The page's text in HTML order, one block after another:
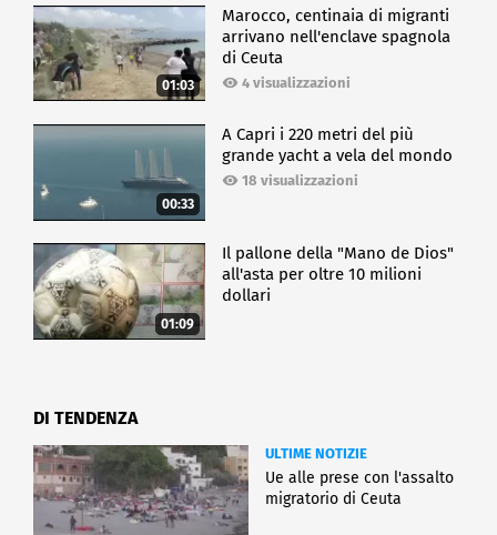
01:03
Marocco, centinaia di migranti
arrivano nell'enclave spagnola
di Ceuta
4 visualizzazioni
00:33
A Capri i 220 metri del più
grande yacht a vela del mondo
18 visualizzazioni
01:09
Il pallone della "Mano de Dios"
all'asta per oltre 10 milioni
dollari
DI TENDENZA
ULTIME NOTIZIE
Ue alle prese con l'assalto
migratorio di Ceuta